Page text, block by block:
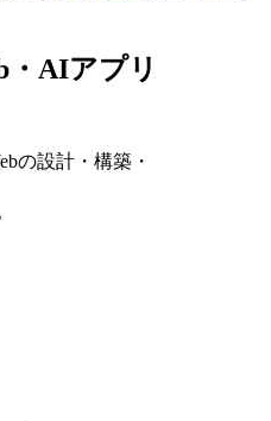
・AIアプリ
の設計・構築・